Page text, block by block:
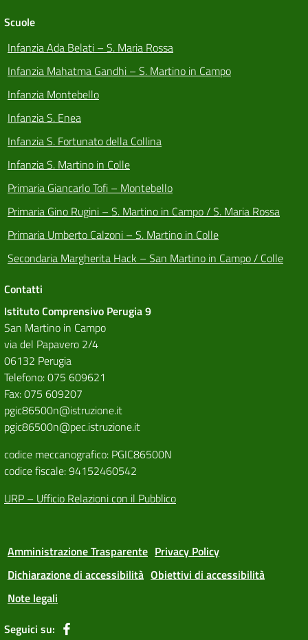
Scuole
Infanzia Ada Belati – S. Maria Rossa
Infanzia Mahatma Gandhi – S. Martino in Campo
Infanzia Montebello
Infanzia S. Enea
Infanzia S. Fortunato della Collina
Infanzia S. Martino in Colle
Primaria Giancarlo Tofi – Montebello
Primaria Gino Rugini – S. Martino in Campo / S. Maria Rossa
Primaria Umberto Calzoni – S. Martino in Colle
Secondaria Margherita Hack – San Martino in Campo / Colle
Contatti
Istituto Comprensivo Perugia 9
San Martino in Campo
via del Papavero 2/4
06132 Perugia
Telefono: 075 609621
Fax: 075 609207
pgic86500n@istruzione.it
pgic86500n@pec.istruzione.it
codice meccanografico: PGIC86500N
codice fiscale: 94152460542
URP – Ufficio Relazioni con il Pubblico
Amministrazione Trasparente Privacy Policy
Dichiarazione di accessibilità Obiettivi di accessibilità
Note legali
Seguici su: